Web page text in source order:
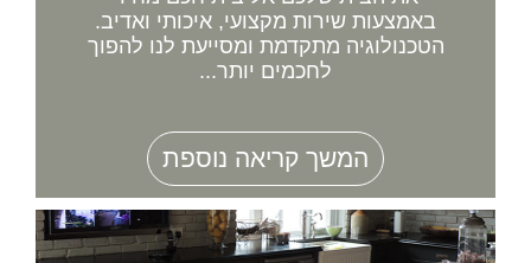
באמצעות שירות מקצועי, איכותי ואדיב.
הטכנולוגיה מתקדמת ומסייעת לנו להפוך
לחכמים יותר...
המשך קריאה נוספת